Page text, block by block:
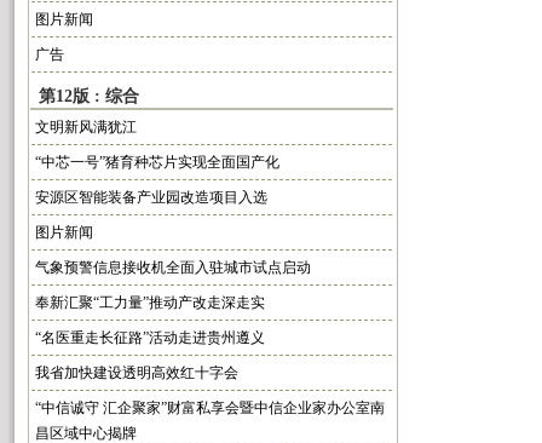
图片新闻
广告
第12版 : 综合
文明新风满犹江
“中芯一号”猪育种芯片实现全面国产化
安源区智能装备产业园改造项目入选
图片新闻
气象预警信息接收机全面入驻城市试点启动
奉新汇聚“工力量”推动产改走深走实
“名医重走长征路”活动走进贵州遵义
我省加快建设透明高效红十字会
“中信诚守 汇企聚家”财富私享会暨中信企业家办公室南
昌区域中心揭牌